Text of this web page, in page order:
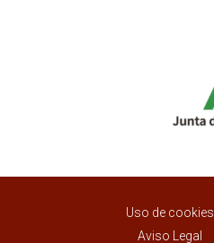
Uso de cookies
Aviso Legal